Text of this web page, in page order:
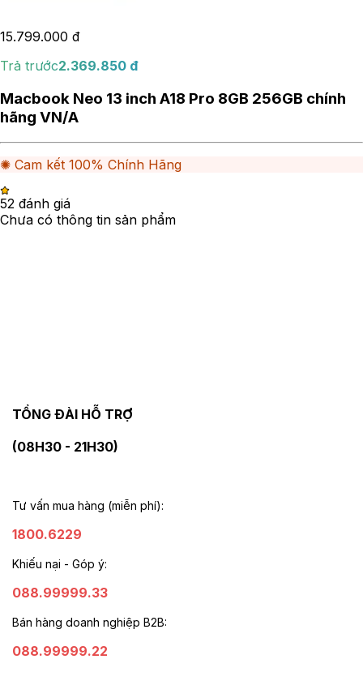
15.799.000 đ
Trả trước2.369.850 đ
Macbook Neo 13 inch A18 Pro 8GB 256GB chính
hãng VN/A
✺ Cam kết 100% Chính Hãng
52 đánh giá
Chưa có thông tin sản phẩm
TỔNG ĐÀI HỖ TRỢ
(08H30 - 21H30)
Tư vấn mua hàng (miễn phí):
1800.6229
Khiếu nại - Góp ý:
088.99999.33
Bán hàng doanh nghiệp B2B:
088.99999.22